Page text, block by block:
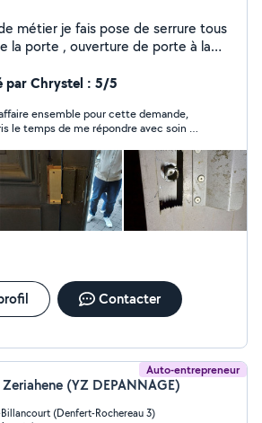
métier je fais pose de serrure tous
la porte , ouverture de porte à la
démenagement et manutention
par Chrystel : 5/5
ensemble pour cette demande,
le temps de me répondre avec soin et
Contacter
Auto-entrepreneur
Zeriahene (YZ DEPANNAGE)
(Denfert-Rochereau 3)